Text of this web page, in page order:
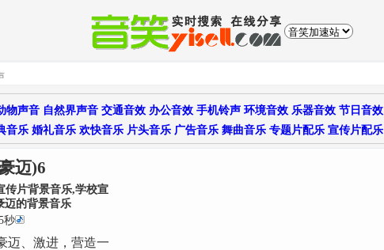
物声音 自然界声音 交通音效 办公音效 手机铃声 环境音效 乐器音效 节日音效
音乐 婚礼音乐 欢快音乐 片头音乐 广告音乐 舞曲音乐 专题片配乐 宣传片配乐
迈)6
传片背景音乐,学校宣
迈的背景音乐
秒
迈、激进，营造一